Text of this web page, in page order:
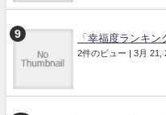
「幸福度ランキ
2件のビュー | 3月 21,